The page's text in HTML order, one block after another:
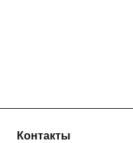
Контакты